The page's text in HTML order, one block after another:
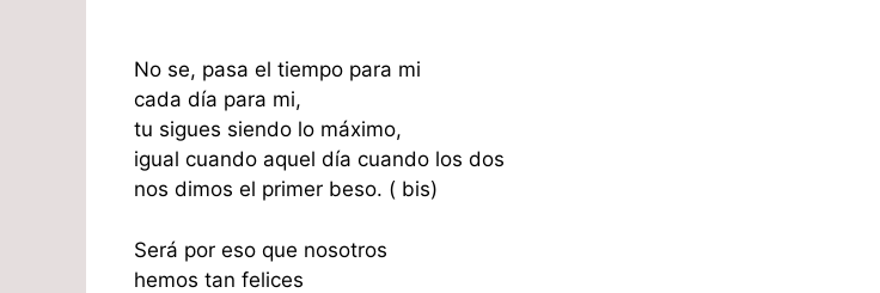
No se, pasa el tiempo para mi
cada día para mi,
tu sigues siendo lo máximo,
igual cuando aquel día cuando los dos
nos dimos el primer beso. ( bis)
Será por eso que nosotros
hemos tan felices